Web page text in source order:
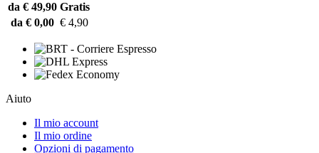
da € 49,90 Gratis
da € 0,00 € 4,90
Aiuto
Il mio account
Il mio ordine
Opzioni di pagamento